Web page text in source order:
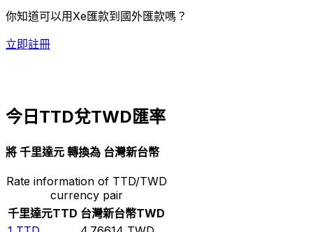
你知道可以用Xe匯款到國外匯款嗎？
立即註冊
今日TTD兌TWD匯率
將 千里達元 轉換為 台灣新台幣
Rate information of TTD/TWD
currency pair
千里達元TTD 台灣新台幣TWD